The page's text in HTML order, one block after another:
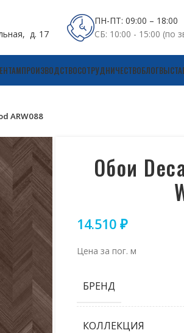
д. 17
ПН-ПТ: 09:00 – 18:00
СБ: 10:00 - 15:00 (по
ПРОИЗВОДСТВОСОТРУДНИЧЕСТВОБЛОГ
ARW088
Обои
14.510 ₽
Цена за пог. м
БРЕНД
КОЛЛЕКЦИЯ